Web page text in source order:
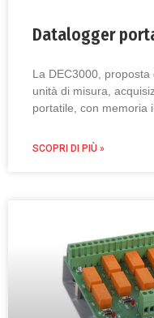
Datalogger
La DEC3000,
unità di misura,
portatile, con memoria
SCOPRI DI PIÙ »